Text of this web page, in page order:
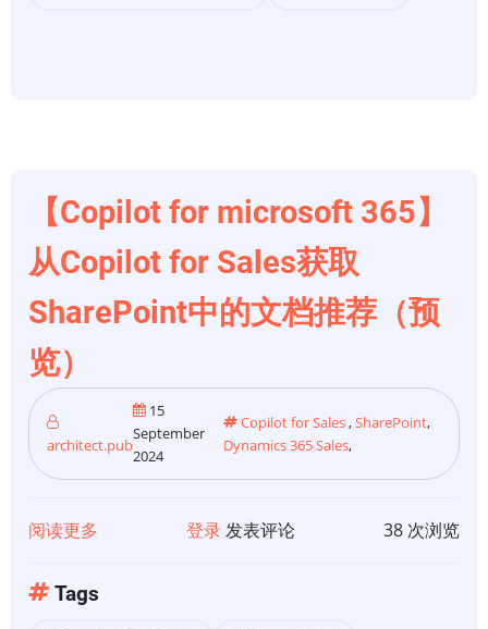
【Copilot for microsoft 365】
从Copilot for Sales获取
SharePoint中的文档推荐（预
览）
architect.pub
15
September
2024
Copilot for Sales,SharePoint,
Dynamics 365 Sales,
阅读更多 登录发表评论 38 次浏览
Tags